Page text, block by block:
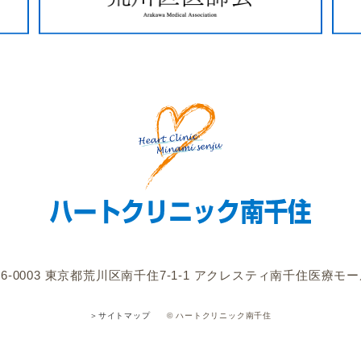
0003 東京都荒川区南千住7-1-1 アクレスティ南千住医療モ
＞サイトマップ © ハートクリニック南千住